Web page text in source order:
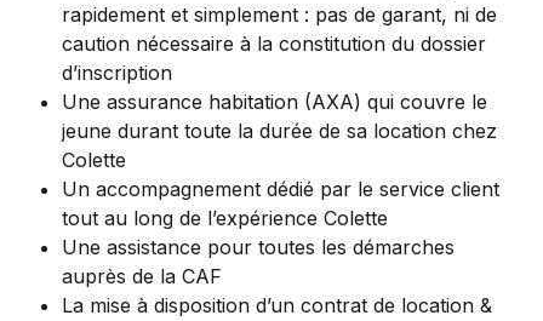
rapidement et simplement : pas de garant, ni de
caution nécessaire à la constitution du dossier
d’inscription
Une assurance habitation (AXA) qui couvre le
jeune durant toute la durée de sa location chez
Colette
Un accompagnement dédié par le service client
tout au long de l’expérience Colette
Une assistance pour toutes les démarches
auprès de la CAF
La mise à disposition d’un contrat de location &